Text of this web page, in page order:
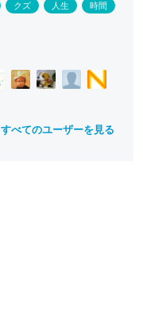
クズ 人生 時間
すべてのユーザーを見る